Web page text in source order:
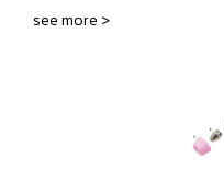
see more >